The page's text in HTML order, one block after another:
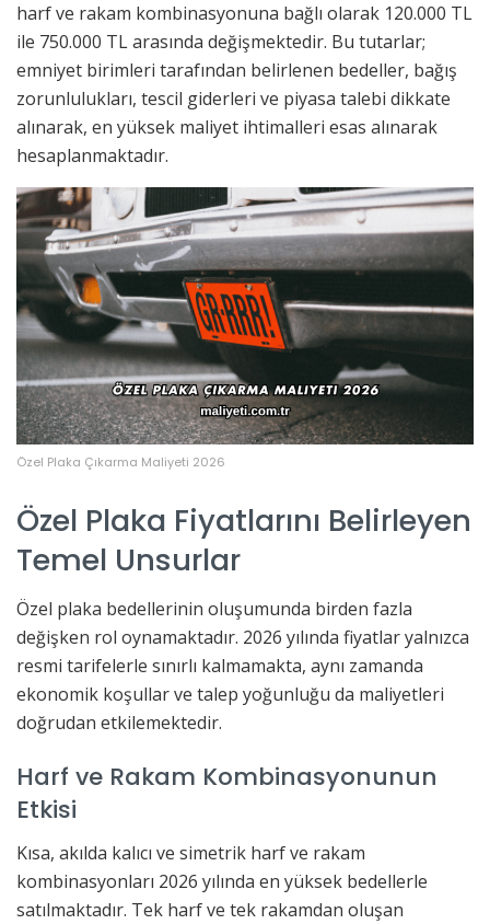
harf ve rakam kombinasyonuna bağlı olarak 120.000 TL
ile 750.000 TL arasında değişmektedir. Bu tutarlar;
emniyet birimleri tarafından belirlenen bedeller, bağış
zorunlulukları, tescil giderleri ve piyasa talebi dikkate
alınarak, en yüksek maliyet ihtimalleri esas alınarak
hesaplanmaktadır.
Özel Plaka Çıkarma Maliyeti 2026
Özel Plaka Fiyatlarını Belirleyen
Temel Unsurlar
Özel plaka bedellerinin oluşumunda birden fazla
değişken rol oynamaktadır. 2026 yılında fiyatlar yalnızca
resmi tarifelerle sınırlı kalmamakta, aynı zamanda
ekonomik koşullar ve talep yoğunluğu da maliyetleri
doğrudan etkilemektedir.
Harf ve Rakam Kombinasyonunun
Etkisi
Kısa, akılda kalıcı ve simetrik harf ve rakam
kombinasyonları 2026 yılında en yüksek bedellerle
satılmaktadır. Tek harf ve tek rakamdan oluşan